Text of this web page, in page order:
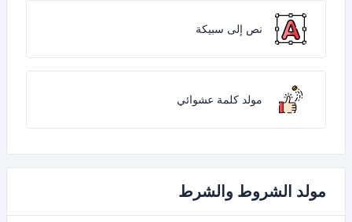
نص إلى سبيكة
مولد كلمة عشوائي
مولد الشروط والشرط